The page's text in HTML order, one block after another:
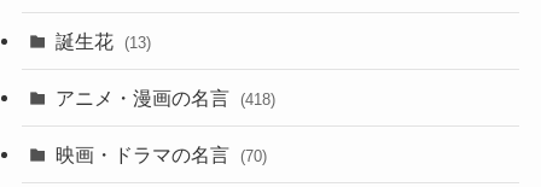
誕生花 (13)
アニメ・漫画の名言 (418)
映画・ドラマの名言 (70)